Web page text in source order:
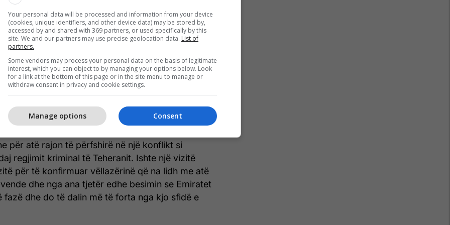
mes dy vendeve.
dhe Delphi Economic Forum
vizitë të shkurtër në Abu Dabi dhe më pas edhe
që lidhen me dy aspekte të marrëdhënies dhe
të Shqipërisë. Në Abu Dabi shkova për
të çmuar dhe të sprovuar të Shqipërisë dhe
edhe një lider nga më të respektuarit sot
ta konsideroj edhe mikun tim, presidentin
Bin Zayed, në një moment shumë të ndjeshëm
për atë rajon të përfshirë në një konflikt si
regjimit kriminal të Teheranit. Ishte një vizitë
për të konfirmuar vëllazërinë që na lidh me atë
dhe nga ana tjetër edhe besimin se Emiratet
fazë dhe do të dalin më të forta nga kjo sfidë e
Your personal data will be processed and information from your device
(cookies, unique identifiers, and other device data) may be stored by,
accessed by and shared with 369 partners, or used specifically by this
site. We and our partners may use precise geolocation data. List of
partners.
Some vendors may process your personal data on the basis of legitimate
interest, which you can object to by managing your options below. Look
for a link at the bottom of this page or in the site menu to manage or
withdraw consent in privacy and cookie settings.
Consent
Manage options